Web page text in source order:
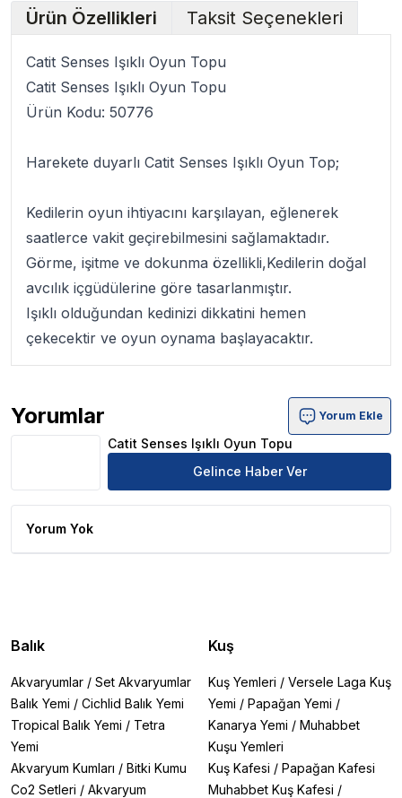
Ürün Özellikleri Taksit Seçenekleri
Catit Senses Işıklı Oyun Topu
Catit Senses Işıklı Oyun Topu
Ürün Kodu: 50776
Harekete duyarlı Catit Senses Işıklı Oyun Top;
Kedilerin oyun ihtiyacını karşılayan, eğlenerek
saatlerce vakit geçirebilmesini sağlamaktadır.
Görme, işitme ve dokunma özellikli,Kedilerin doğal
avcılık içgüdülerine göre tasarlanmıştır.
Işıklı olduğundan kedinizi dikkatini hemen
çekecektir ve oyun oynama başlayacaktır.
Yorumlar
Catit Senses Işıklı Oyun Topu Ürün Yorumları
Yorum Ekle
Catit Senses Işıklı Oyun Topu
Gelince Haber Ver
Yorum Yok
Balık
Akvaryumlar / Set Akvaryumlar
Balık Yemi / Cichlid Balık Yemi
Tropical Balık Yemi / Tetra
Yemi
Akvaryum Kumları / Bitki Kumu
Co2 Setleri / Akvaryum
Kuş
Kuş Yemleri / Versele Laga Kuş
Yemi / Papağan Yemi /
Kanarya Yemi / Muhabbet
Kuşu Yemleri
Kuş Kafesi / Papağan Kafesi
Muhabbet Kuş Kafesi /